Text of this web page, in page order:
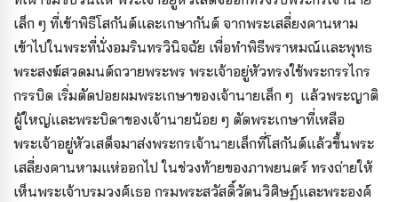
เล็ก ๆ ที่เข้าพิธีโสกันต์และเกษากันต์ จากพระเสลี่ยงคานหาม
เข้าไปในพระที่นั่งอมรินทรวินิจฉัย เพื่อทำพิธีพราหมณ์และพุทธ
พระสงฆ์สวดมนต์ถวายพระพร พระเจ้าอยู่หัวทรงใช้พระกรรไกร
กรรบิด เริ่มตัดปอยผมพระเกษาของเจ้านายเล็ก ๆ แล้วพระญาติ
ผู้ใหญ่และพระบิดาของเจ้านายน้อย ๆ ตัดพระเกษาที่เหลือ
พระเจ้าอยู่หัวเสด็จมาส่งพระกรเจ้านายเล็กที่โสกันต์แล้วขึ้นพระ
เสลี่ยงคานหามแห่ออกไป ในช่วงท้ายของภาพยนตร์ ทรงถ่ายให้
เห็นพระเจ้าบรมวงศ์เธอ กรมพระสวัสดิ์วัตนวิศิษฏ์และพระองค์